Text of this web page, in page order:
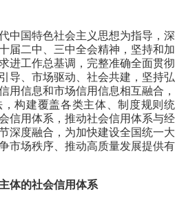
中国特色社会主义思想为指导，深
届二中、三中全会精神，坚持和加
进工作总基调，完整准确全面贯彻
导、市场驱动、社会共建，坚持弘
用信息和市场信用信息相互融合，
构建覆盖各类主体、制度规则统
信用体系，推动社会信用体系与经
深度融合，为加快建设全国统一大
市场秩序、推动高质量发展提供有
体的社会信用体系